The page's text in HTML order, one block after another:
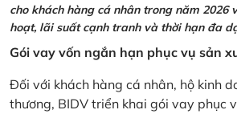
cho khách hàng cá nhân trong năm 2026
hoạt, lãi suất cạnh tranh và thời hạn đa
Gói vay vốn ngắn hạn phục vụ sản
Đối với khách hàng cá nhân, hộ kinh
thương, BIDV triển khai gói vay phục